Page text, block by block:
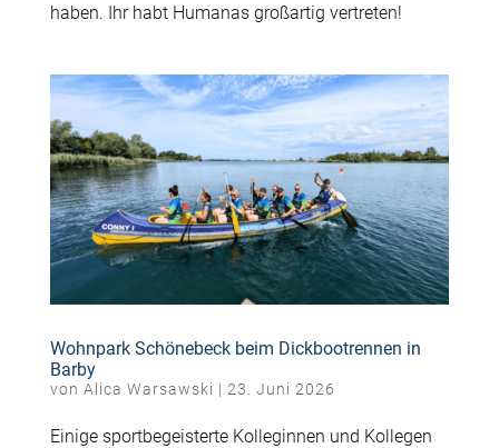
haben. Ihr habt Humanas großartig vertreten!
Wohnpark Schönebeck beim Dickbootrennen in
Barby
von Alica Warsawski | 23. Juni 2026
Einige sportbegeisterte Kolleginnen und Kollegen